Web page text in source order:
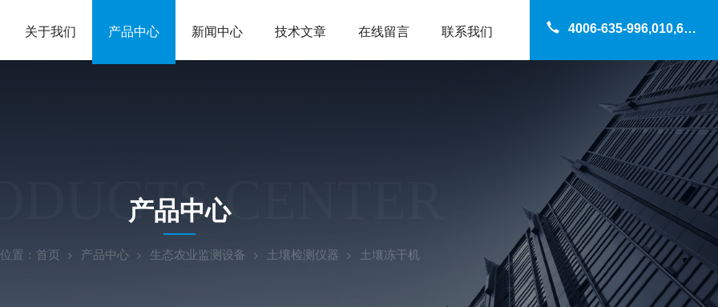
4006-635-996,010,69200960
关于我们 产品中心 新闻中心 技术文章 在线留言 联系我们
CENTER
产品中心
置： 首页 产品中心 生态农业监测设备 土壤检测仪器 土壤冻干机